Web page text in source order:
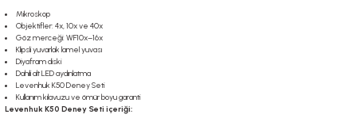
Mikroskop
Objektifler: 4x, 10x ve 40x
Göz merceği: WF10x–16x
Klipsli yuvarlak lamel yuvası
Diyafram diski
Dahili alt LED aydınlatma
Levenhuk K50 Deney Seti
Kullanım kılavuzu ve ömür boyu garanti
Levenhuk K50 Deney Seti içeriği: